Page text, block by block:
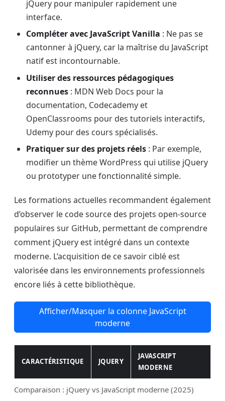
jQuery pour manipuler rapidement une
interface.
Compléter avec JavaScript Vanilla : Ne pas se
cantonner à jQuery, car la maîtrise du JavaScript
natif est incontournable.
Utiliser des ressources pédagogiques
reconnues : MDN Web Docs pour la
documentation, Codecademy et
OpenClassrooms pour des tutoriels interactifs,
Udemy pour des cours spécialisés.
Pratiquer sur des projets réels : Par exemple,
modifier un thème WordPress qui utilise jQuery
ou prototyper une fonctionnalité simple.
Les formations actuelles recommandent également
d’observer le code source des projets open-source
populaires sur GitHub, permettant de comprendre
comment jQuery est intégré dans un contexte
moderne. L’acquisition de ce savoir ciblé est
valorisée dans les environnements professionnels
encore liés à cette bibliothèque.
Afficher/Masquer la colonne JavaScript
moderne
Comparaison : jQuery vs JavaScript moderne (2025)
CARACTÉRISTIQUE JQUERY
JAVASCRIPT
MODERNE